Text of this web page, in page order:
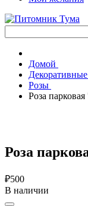
Домой
Декоративные
Розы
Роза
Роза
₽500
В наличии